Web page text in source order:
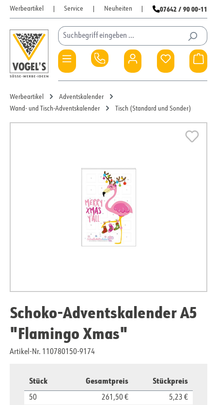
Zum Hauptinhalt springen
Werbeartikel Service Neuheiten 07642 / 90 00-11
Du hast 0
Werbeartikel
Adventskalender
Wand- und Tisch-Adventskalender
Tisch (Standard und Sonder)
Schoko-Adventskalender A5
"Flamingo Xmas"
Artikel-Nr. 110780150-9174
Stück Gesamtpreis Stückpreis
50 261,50 €
5,23 €